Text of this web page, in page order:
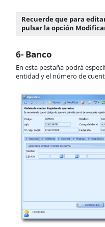
Recuerde que para
pulsar la opción
6- Banco
En esta pestaña podrá
entidad y el número de